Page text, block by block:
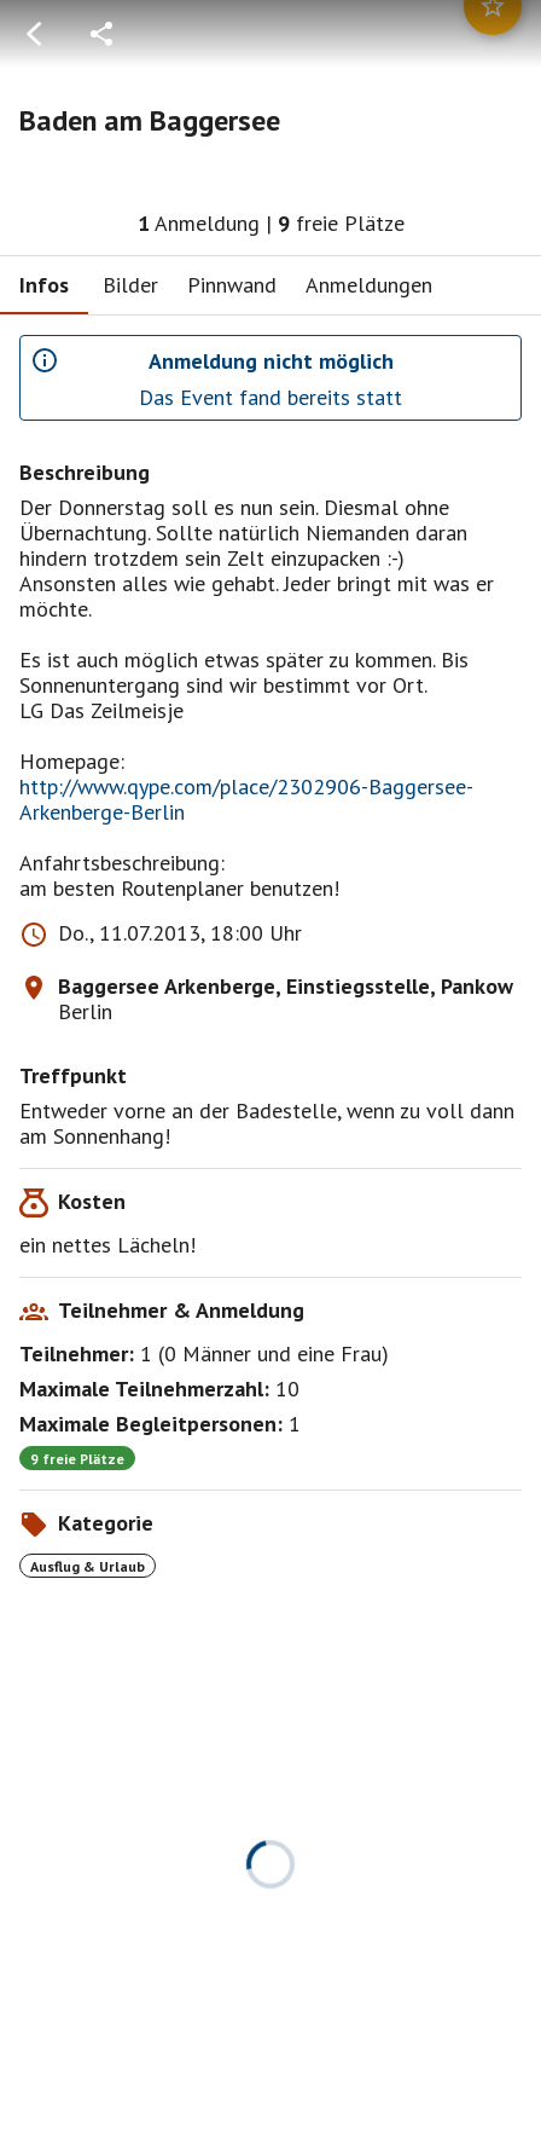
Baden am Baggersee
1 Anmeldung | 9 freie Plätze
Infos Bilder Pinnwand Anmeldungen
Anmeldung nicht möglich
Das Event fand bereits statt
Beschreibung
Der Donnerstag soll es nun sein. Diesmal ohne
Übernachtung. Sollte natürlich Niemanden daran
hindern trotzdem sein Zelt einzupacken :-)
Ansonsten alles wie gehabt. Jeder bringt mit was er
möchte.
Es ist auch möglich etwas später zu kommen. Bis
Sonnenuntergang sind wir bestimmt vor Ort.
LG Das Zeilmeisje
http://www.qype.com/place/2302906-Baggersee-
Arkenberge-Berlin
Anfahrtsbeschreibung:
am besten Routenplaner benutzen!
Do., 11.07.2013, 18:00 Uhr
Baggersee Arkenberge, Einstiegsstelle, Pankow
Berlin
Treffpunkt
Entweder vorne an der Badestelle, wenn zu voll dann
am Sonnenhang!
Kosten
ein nettes Lächeln!
Teilnehmer & Anmeldung
Teilnehmer: 1 (0 Männer und eine Frau)
Maximale Teilnehmerzahl: 10
Maximale Begleitpersonen: 1
9 freie Plätze
Kategorie
Ausflug & Urlaub